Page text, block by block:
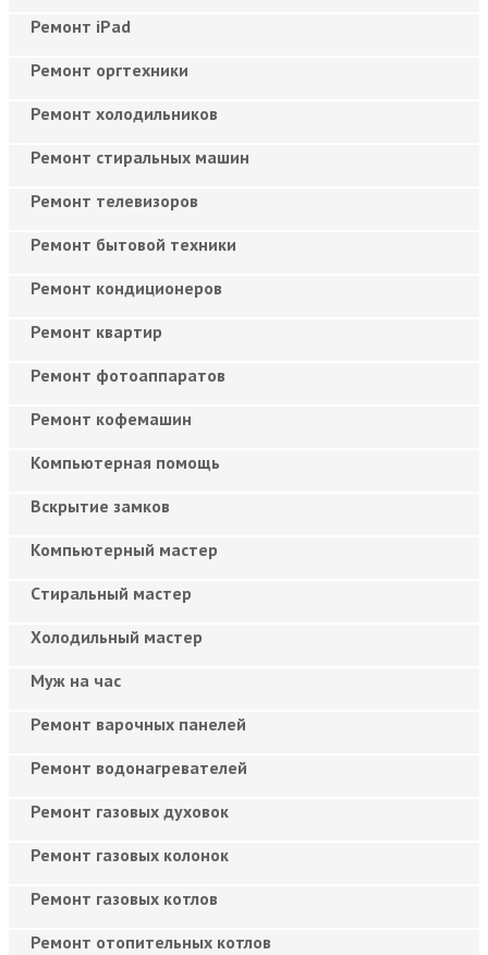
Ремонт iPad
Ремонт оргтехники
Ремонт холодильников
Ремонт стиральных машин
Ремонт телевизоров
Ремонт бытовой техники
Ремонт кондиционеров
Ремонт квартир
Ремонт фотоаппаратов
Ремонт кофемашин
Компьютерная помощь
Вскрытие замков
Компьютерный мастер
Cтиральный мастер
Холодильный мастер
Муж на час
Ремонт варочных панелей
Ремонт водонагревателей
Ремонт газовых духовок
Ремонт газовых колонок
Ремонт газовых котлов
Ремонт отопительных котлов